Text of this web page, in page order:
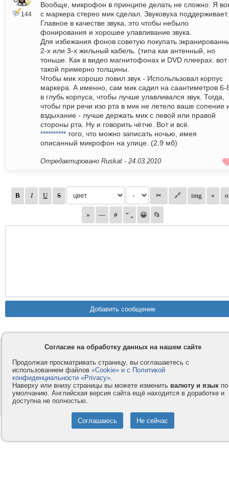
144
Вообще, микрофон в принципе делать не сложно. Я
с маркера стерео мик сделал. Звуковуха поддерживает.
Главное в качестве звука, это чтобы небыло
фонирования и хорошее улавливание звука.
Для избежания фонов советую покупать
2-х или 3-х жильный кабель. (типа как антенный, но
тоньше. Как в видео магнитофонах и DVD плеерах. вот
такой примерно толщины.
Чтобы мик хорошо ловил звук - Испольльзовал корпус
маркера. А именно, сам мик садил на саантиметров 6-
в глубь корпуса, чтобы лучше улавливался звук. Тогда,
чтобы при речи изо рта в мик не летело ваше сопение
вздыхание - лучше держать мик с левой или правой
стороны рта. Ну и говорить чётче. Вот и всё.
********** того, что можно записать ночью, имея
описанный микрофон на улице. (2.9 мб)
Отредактировано Ruskat - 24.03.2010
Компания
Правила и условия
Услуги
Как оплатить
Форумы
© 2008-2026VMESTE.EU
Согласие на обработку данных на нашем сайте
Продолжая просматривать страницу, вы соглашаетесь с
использованием файлов «Cookie» и с Политикой
конфиденциальности «Privacy».
Наверху или внизу страницы вы можете изменить валюту и язык по
умолчанию. Английская версия сайта ещё находится в доработке и
доступна не полностью.